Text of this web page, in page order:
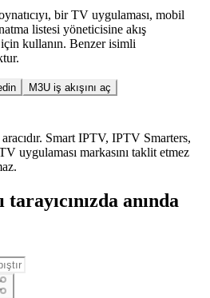
bir TV uygulaması, mobil
listesi yöneticisine akış
kullanın. Benzer isimli
M3U iş akışını aç
Smart IPTV, IPTV Smarters,
uygulaması markasını taklit etmez
anında